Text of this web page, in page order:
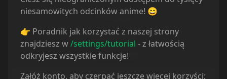
Przegląd
Lista anime
Społeczność
Recenzje
niesamowitych odcinków anime! 😄
👉 Poradnik jak korzystać z naszej strony
znajdziesz w/settings/tutorial - z łatwością
odkryjesz wszystkie funkcje!
Załóż konto, aby czerpać jeszcze więcej korzyści: